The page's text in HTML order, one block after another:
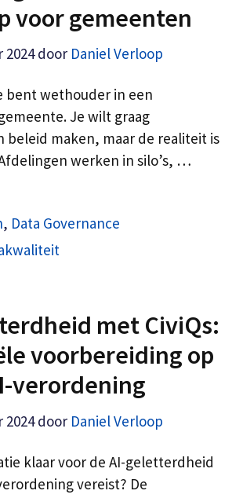
voor gemeenten
2024 door Daniel Verloop
bent wethouder in een
Je wilt graag
beleid maken, maar de realiteit is
werken in silo’s, …
, Data Governance
met CiviQs:
voorbereiding op
verordening
2024 door Daniel Verloop
klaar voor de AI-geletterdheid
vereist? De